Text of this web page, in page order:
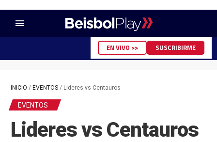
menu
EN VIVO >> SUSCRIBIRME
INICIO / EVENTOS/ Lideres vs Centauros
EVENTOS
Lideres vs Centauros